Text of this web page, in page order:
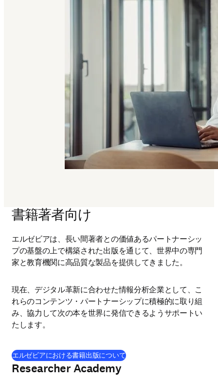
書籍著者向け
エルゼビアは、長い間著者との価値あるパートナーシッ
プの基盤の上で構築された出版を通じて、世界中の専門
家と教育機関に高品質な製品を提供してきました。
現在、デジタル革新に合わせた情報分析企業として、こ
れらのコンテンツ・パートナーシップに積極的に取り組
み、協力して次の本を世界に発信できるようサポートい
たします。
エルゼビアにおける書籍出版について
Researcher Academy